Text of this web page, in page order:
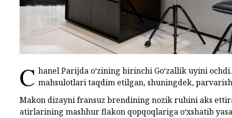
C hanel Parijda o‘zining birinchi Go‘zallik uyini
mahsulotlari taqdim etilgan, shuningdek,
Makon dizayni fransuz brendining nozik ruhini aks
atirlarining mashhur flakon qopqoqlariga o‘xshatib